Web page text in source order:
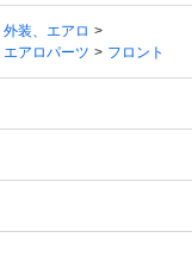
外装、エアロ
エアロパーツ フロント